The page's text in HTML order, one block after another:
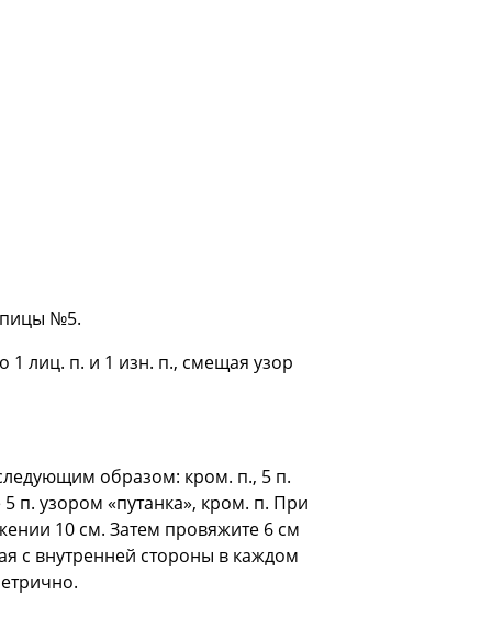
№5.
1 лиц. п. и 1 изн. п., смещая узор
образом: кром. п., 5 п.
п. узором «путанка», кром. п. При
10 см. Затем провяжите 6 см
с внутренней стороны в каждом